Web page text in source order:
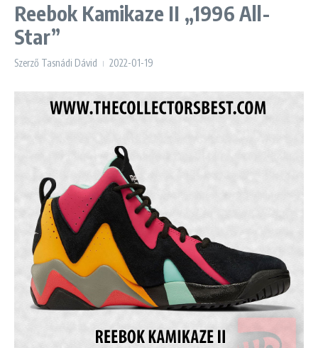
Reebok Kamikaze II „1996 All-
Star”
Szerző Tasnádi Dávid 2022-01-19